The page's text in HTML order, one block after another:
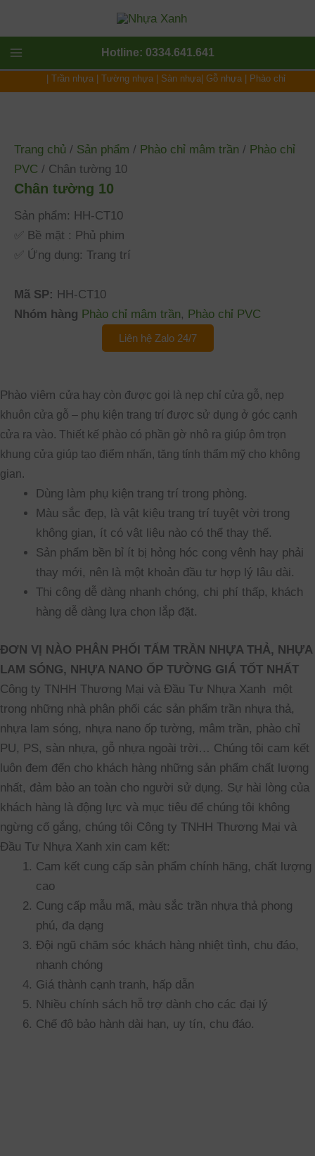
nội
dung
Main
Menu
Hotline: 0334.641.641
| Trần nhựa | Tường nhựa | Sàn nhựa| Gỗ nhựa | Phào chỉ
Trang chủ / Sản phẩm / Phào chỉ mâm trần / Phào chỉ
PVC / Chân tường 10
Chân tường 10
Sản phẩm: HH-CT10
✅ Bề mặt : Phủ phim
✅ Ứng dụng: Trang trí
Mã SP: HH-CT10
Nhóm hàng Phào chỉ mâm trần, Phào chỉ PVC
Liên hệ Zalo 24/7
Phào viêm cửa hay còn được gọi là nẹp chỉ cửa gỗ, nẹp
khuôn cửa gỗ – phụ kiện trang trí được sử dụng ở góc cạnh
cửa ra vào. Thiết kế phào có phần gờ nhô ra giúp ôm trọn
khung cửa giúp tạo điểm nhấn, tăng tính thẩm mỹ cho không
gian.
Dùng làm phụ kiện trang trí trong phòng.
Màu sắc đẹp, là vật kiệu trang trí tuyệt vời trong
không gian, ít có vật liệu nào có thể thay thế.
Sản phẩm bền bỉ ít bị hỏng hóc cong vênh hay phải
thay mới, nên là một khoản đầu tư hợp lý lâu dài.
Thi công dễ dàng nhanh chóng, chi phí thấp, khách
hàng dễ dàng lựa chọn lắp đặt.
ĐƠN VỊ NÀO PHÂN PHỐI TẤM TRẦN NHỰA THẢ, NHỰA
LAM SÓNG, NHỰA NANO ỐP TƯỜNG GIÁ TỐT NHẤT
Công ty TNHH Thương Mại và Đầu Tư Nhựa Xanh một
trong những nhà phân phối các sản phẩm trần nhựa thả,
nhựa lam sóng, nhựa nano ốp tường, mâm trần, phào chỉ
PU, PS, sàn nhựa, gỗ nhựa ngoài trời… Chúng tôi cam kết
luôn đem đến cho khách hàng những sản phẩm chất lượng
nhất, đảm bảo an toàn cho người sử dụng. Sự hài lòng của
khách hàng là động lực và mục tiêu để chúng tôi không
ngừng cố gắng, chúng tôi Công ty TNHH Thương Mại và
Đầu Tư Nhựa Xanh xin cam kết:
Cam kết cung cấp sản phẩm chính hãng, chất lượng
cao
Cung cấp mẫu mã, màu sắc trần nhựa thả phong
phú, đa dạng
Đội ngũ chăm sóc khách hàng nhiệt tình, chu đáo,
nhanh chóng
Giá thành cạnh tranh, hấp dẫn
Nhiều chính sách hỗ trợ dành cho các đại lý
Chế độ bảo hành dài hạn, uy tín, chu đáo.